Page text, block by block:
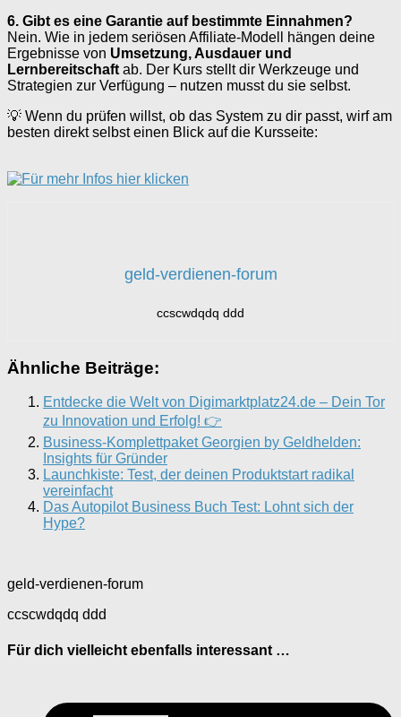
6. Gibt es eine Garantie auf bestimmte Einnahmen?
Nein. Wie in jedem seriösen Affiliate-Modell hängen deine
Ergebnisse von Umsetzung, Ausdauer und
Lernbereitschaft ab. Der Kurs stellt dir Werkzeuge und
Strategien zur Verfügung – nutzen musst du sie selbst.
💡 Wenn du prüfen willst, ob das System zu dir passt, wirf am
besten direkt selbst einen Blick auf die Kursseite:
geld-verdienen-forum
ccscwdqdq ddd
Ähnliche Beiträge:
Entdecke die Welt von Digimarktplatz24.de – Dein Tor
zu Innovation und Erfolg! 👉
Business-Komplettpaket Georgien by Geldhelden:
Insights für Gründer
Launchkiste: Test, der deinen Produktstart radikal
vereinfacht
Das Autopilot Business Buch Test: Lohnt sich der
Hype?
geld-verdienen-forum
ccscwdqdq ddd
Für dich vielleicht ebenfalls interessant …